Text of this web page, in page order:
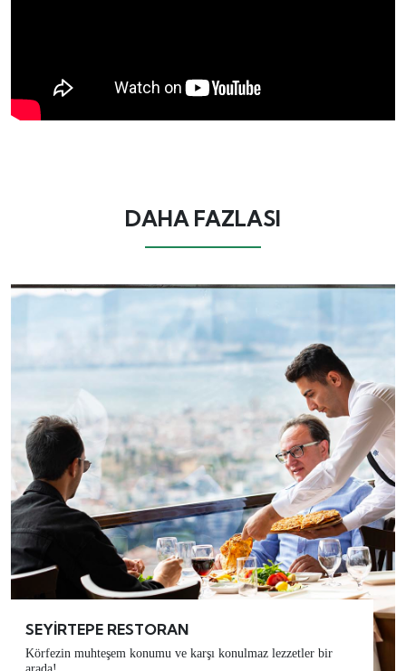
DAHA FAZLASI
SEYİRTEPE RESTORAN
Körfezin muhteşem konumu ve karşı konulmaz lezzetler bir